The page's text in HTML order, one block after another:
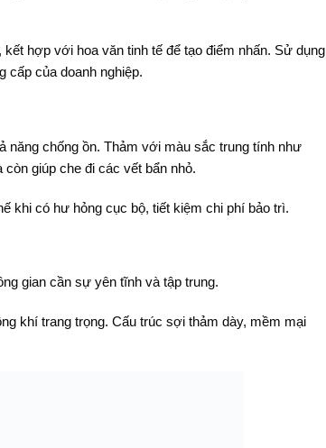
hợp với hoa văn tinh tế để tạo điểm nhấn. Sử dụng
cấp của doanh nghiệp.
chống ồn. Thảm với màu sắc trung tính như
giúp che đi các vết bẩn nhỏ.
khi có hư hỏng cục bộ, tiết kiệm chi phí bảo trì.
gian cần sự yên tĩnh và tập trung.
khí trang trọng. Cấu trúc sợi thảm dày, mềm mại